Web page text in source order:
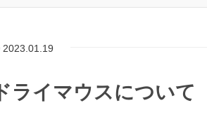
2023.01.19
ドライマウスについて